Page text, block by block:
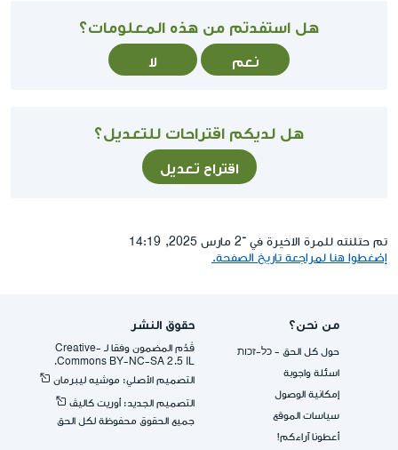
هل استفدتم من هذه المعلومات؟
نعم لا
هل لديكم اقتراحات للتعديل؟
اقتراح تعديل
تم حتلنته للمرة الاخيرة في ־2 مارس 2025, 14:19
إضغطوا هنا لمراجعة تاريخ الصفحة.
من نحن؟
حول كل الحق - כל-זכות
اسئلة واجوبة
إمكانية الوصول
سياسات الموقع
أعطونا آراءكم!
حقوق النشر
قُدِّم المضمون وفقا لـ -Creative
Commons BY-NC-SA 2.5 IL.
التصميم الأصلي: موشيه ليبرمان
التصميم الجديد: أوريت كاليڤ
جميع الحقوق محفوظة لكل الحق